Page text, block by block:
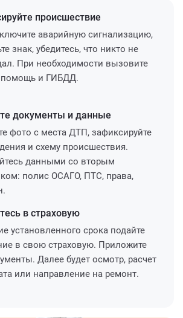
происшествие
аварийную сигнализацию,
знак, убедитесь, что никто не
При необходимости вызовите
помощь и ГИБДД.
документы и данные
фото с места ДТП, зафиксируйте
и схему происшествия.
данными со вторым
полис ОСАГО, ПТС, права,
в страховую
установленного срока подайте
в свою страховую. Приложите
Далее будет осмотр, расчет
или направление на ремонт.